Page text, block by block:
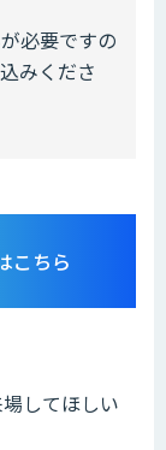
必要ですの
みくださ
こちら
場してほしい